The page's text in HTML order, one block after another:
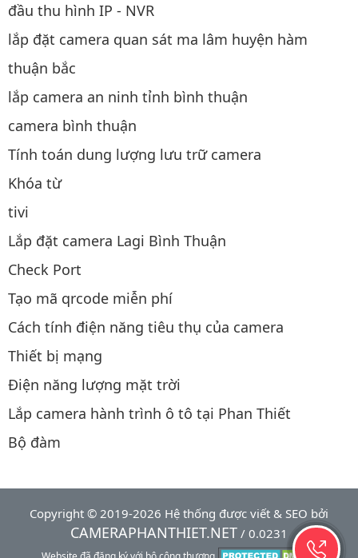
đầu thu hình IP - NVR
lắp đặt camera quan sát ma lâm huyện hàm
thuận bắc
lắp camera an ninh tỉnh bình thuận
camera bình thuận
Tính toán dung lượng lưu trữ camera
Khóa từ
tivi
Lắp đặt camera Lagi Bình Thuận
Check Port
Tạo mã qrcode miễn phí
Cách tính điện năng tiêu thụ của camera
Thiết bị mạng
Điện năng lượng mặt trời
Lắp camera hành trình ô tô tại Phan Thiết
Bộ đàm
Copyright © 2019-2026 Hệ thống được viết & SEO bởi
CAMERAPHANTHIET.NET / 0.0231